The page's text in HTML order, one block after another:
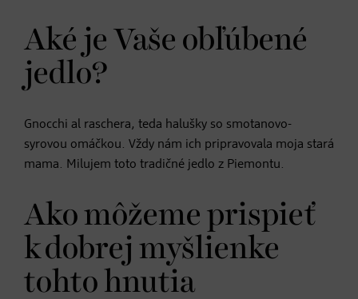
Aké je Vaše obľúbené
jedlo?
Gnocchi al raschera, teda halušky so smotanovo-
syrovou omáčkou. Vždy nám ich pripravovala moja stará
mama. Milujem toto tradičné jedlo z Piemontu.
Ako môžeme prispieť
k dobrej myšlienke
tohto hnutia